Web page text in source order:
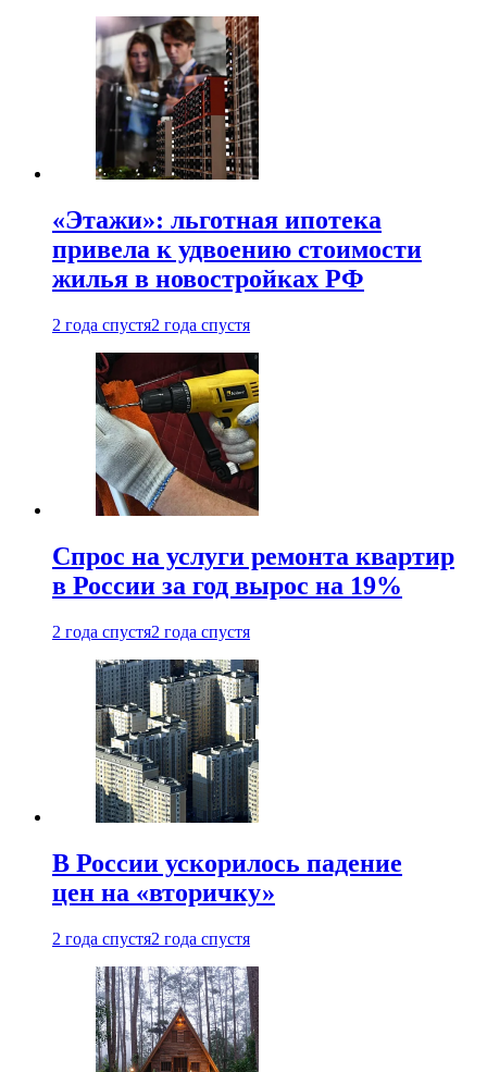
«Этажи»: льготная ипотека
привела к удвоению стоимости
жилья в новостройках РФ
2 года спустя2 года спустя
Спрос на услуги ремонта квартир
в России за год вырос на 19%
2 года спустя2 года спустя
В России ускорилось падение
цен на «вторичку»
2 года спустя2 года спустя